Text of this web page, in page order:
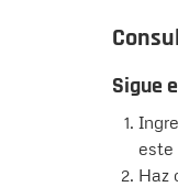
Sigue
este
Haz